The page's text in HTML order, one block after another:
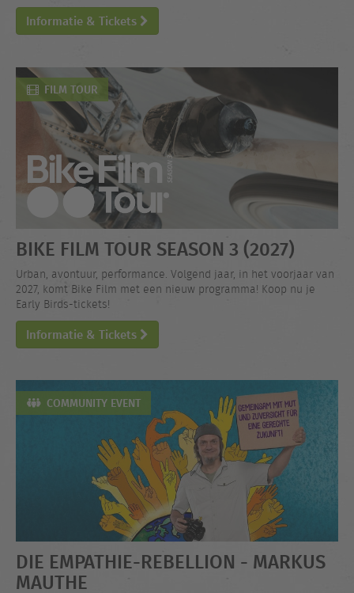
Informatie & Tickets
FILM TOUR
BIKE FILM TOUR SEASON 3 (2027)
Urban, avontuur, performance. Volgend jaar, in het voorjaar van
2027, komt Bike Film met een nieuw programma! Koop nu je
Early Birds-tickets!
Informatie & Tickets
COMMUNITY EVENT
DIE EMPATHIE-REBELLION - MARKUS
MAUTHE